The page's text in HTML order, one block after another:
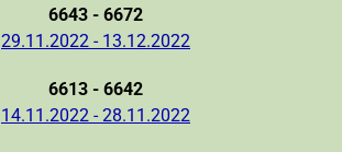
6643 - 6672
29.11.2022 - 13.12.2022
6613 - 6642
14.11.2022 - 28.11.2022